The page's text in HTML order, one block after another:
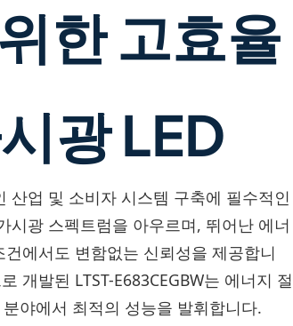
한 고효율
광 LED
산업 및 소비자 시스템 구축에 필수적인
시광 스펙트럼을 아우르며, 뛰어난 에너
에서도 변함없는 신뢰성을 제공합니
개발된 LTST-E683CEGBW는 에너지 절
야에서 최적의 성능을 발휘합니다.